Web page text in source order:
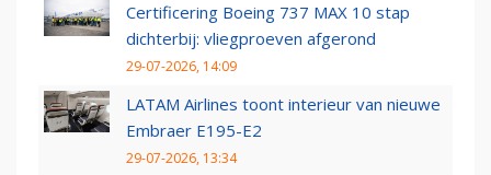
Certificering Boeing 737 MAX 10 stap
dichterbij: vliegproeven afgerond
29-07-2026, 14:09
LATAM Airlines toont interieur van nieuwe
Embraer E195-E2
29-07-2026, 13:34